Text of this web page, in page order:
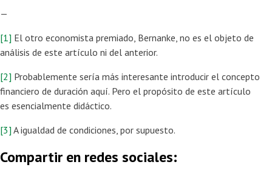
—
[1] El otro economista premiado, Bernanke, no es el objeto de
análisis de este artículo ni del anterior.
[2] Probablemente sería más interesante introducir el concepto
financiero de duración aquí. Pero el propósito de este artículo
es esencialmente didáctico.
[3] A igualdad de condiciones, por supuesto.
Compartir en redes sociales: